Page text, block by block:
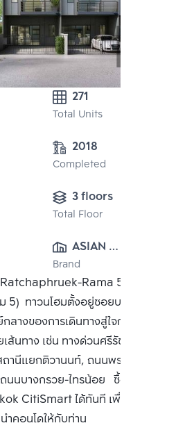
271
Total Units
2018
Completed
3 floors
Total Floor
ASIAN
PROPERTY
(KRUNGTHEP)
CO., LTD.
Brand
Rama 5 (บ้านกลาง
5) ทาวนโฮมตั้งอยู่ซอยบางไผ่ 21 บน
างของการเดินทางสู่ใจกลางเมือง
ส้นทาง เช่น ทางด่วนศรีรัช ด่านพระราม
านีแยกติวานนท์, ถนนพระราม 5-นคร
นบางกรวย-ไทรน้อย ซื้อ ขาย หรือ
CitiSmart ได้ทันที เพื่อให้ผู้
ำคอนโดให้กับท่าน